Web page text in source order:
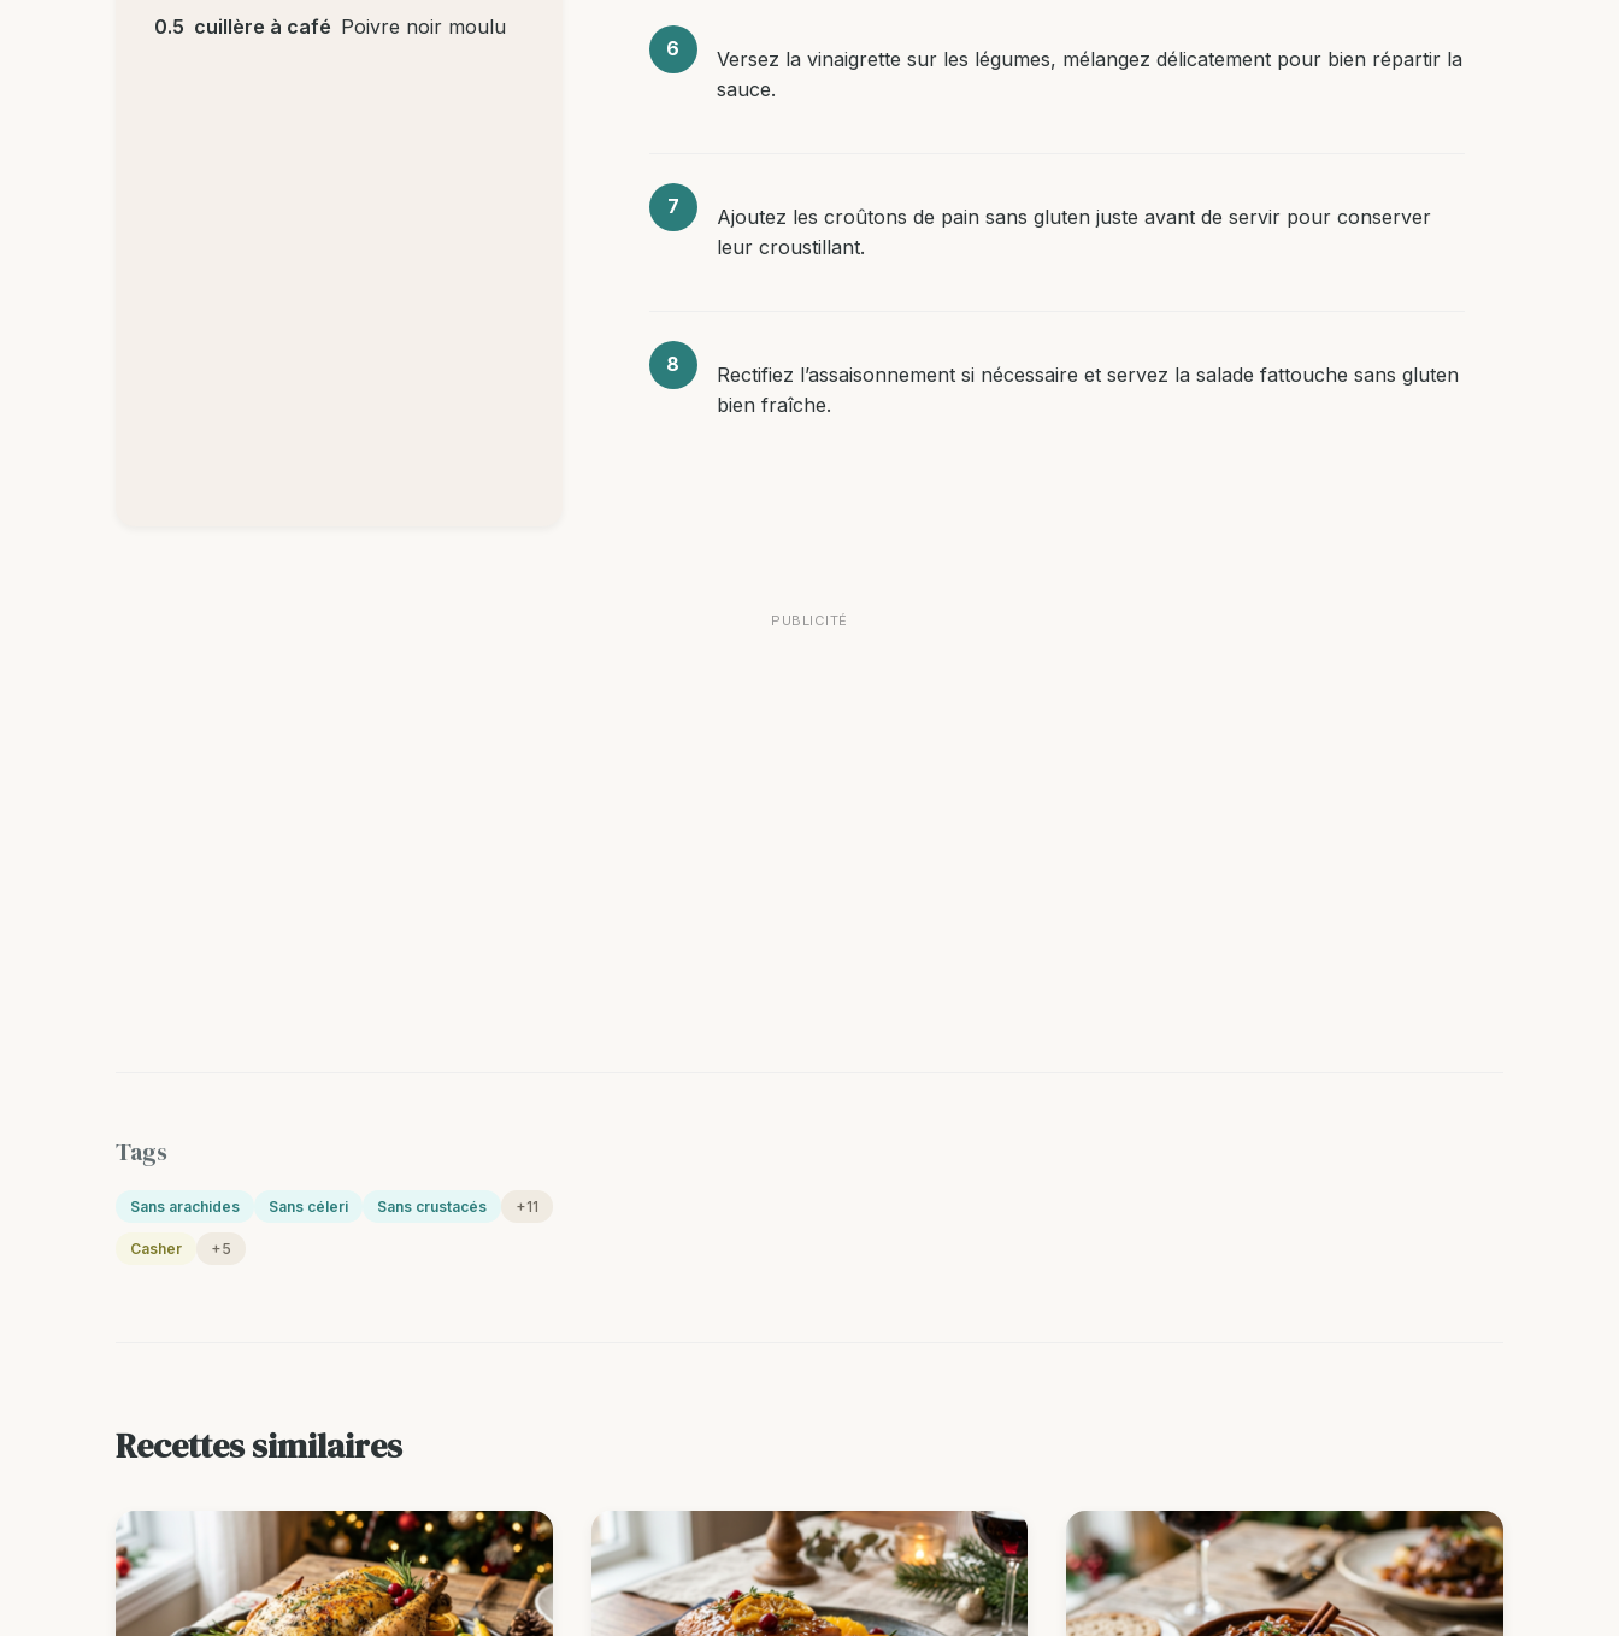
0.5 cuillère à café Poivre noir moulu
PUBLICITÉ
Versez la vinaigrette sur les légumes, mélangez délicatement pour bien répartir la
sauce.
Ajoutez les croûtons de pain sans gluten juste avant de servir pour conserver
leur croustillant.
Rectifiez l’assaisonnement si nécessaire et servez la salade fattouche sans gluten
bien fraîche.
Tags
Sans arachides Sans céleri Sans crustacés +11
Casher +5
Recettes similaires